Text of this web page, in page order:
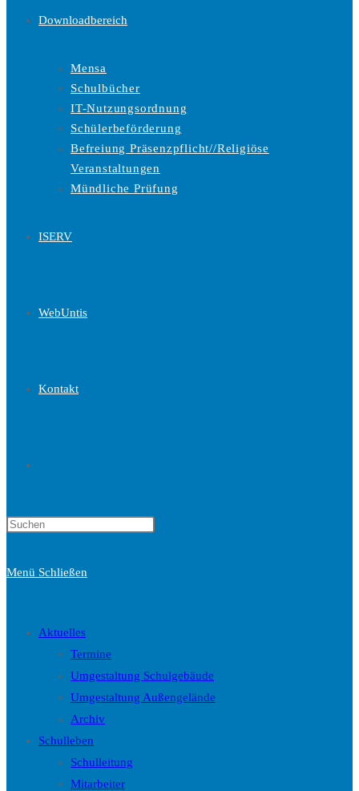
Downloadbereich
Mensa
Schulbücher
IT-Nutzungsordnung
Schülerbeförderung
Befreiung Präsenzpflicht//Religiöse
Veranstaltungen
Mündliche Prüfung
ISERV
WebUntis
Kontakt
Menü Schließen
Aktuelles
Termine
Umgestaltung Schulgebäude
Umgestaltung Außengelände
Archiv
Schulleben
Schulleitung
Mitarbeiter